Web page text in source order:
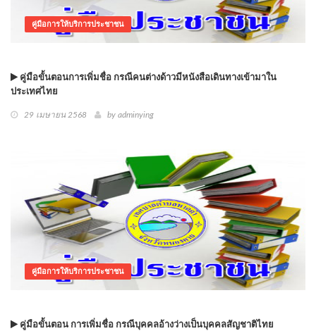
คู่มือการให้บริการประชาชน
คู่มือขั้นตอนการเพิ่มชื่อ กรณีคนต่างด้าวมีหนังสือเดินทางเข้ามาใน
ประเทศไทย
29 เมษายน 2568 by adminying
คู่มือการให้บริการประชาชน
คู่มือขั้นตอน การเพิ่มชื่อ กรณีบุคคลอ้างว่างเป็นบุคคลสัญชาติไทย